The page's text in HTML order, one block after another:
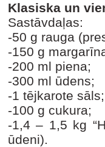
Klasiska un
Sastāvdaļas:
-50 g rauga
-150 g
-200 ml piena;
-300 ml ūdens;
-1 tējkarote sāls;
-100 g cukura;
-1,4 – 1,5 kg
ūdeni).